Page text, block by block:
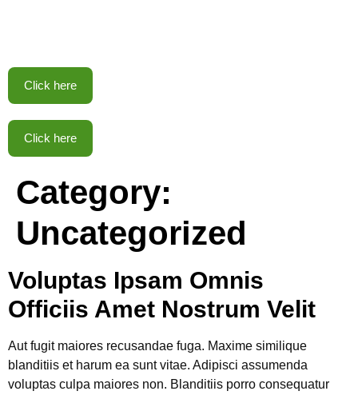
Click here
Click here
Category:
Uncategorized
Voluptas Ipsam Omnis
Officiis Amet Nostrum Velit
Aut fugit maiores recusandae fuga. Maxime similique
blanditiis et harum ea sunt vitae. Adipisci assumenda
voluptas culpa maiores non. Blanditiis porro consequatur